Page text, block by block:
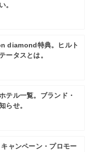
。
diamond特典。ヒルト
ータスとは。
テル一覧。ブランド・
らせ。
ャンペーン・プロモー